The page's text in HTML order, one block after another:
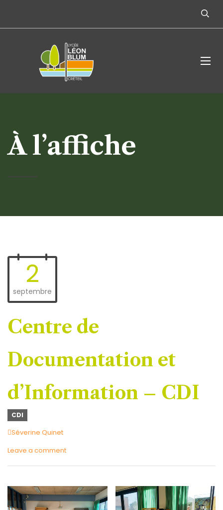
À l’affiche
2
septembre
Centre de
Documentation et
d’Information – CDI
CDI
Author
Séverine Quinet
Leave a comment